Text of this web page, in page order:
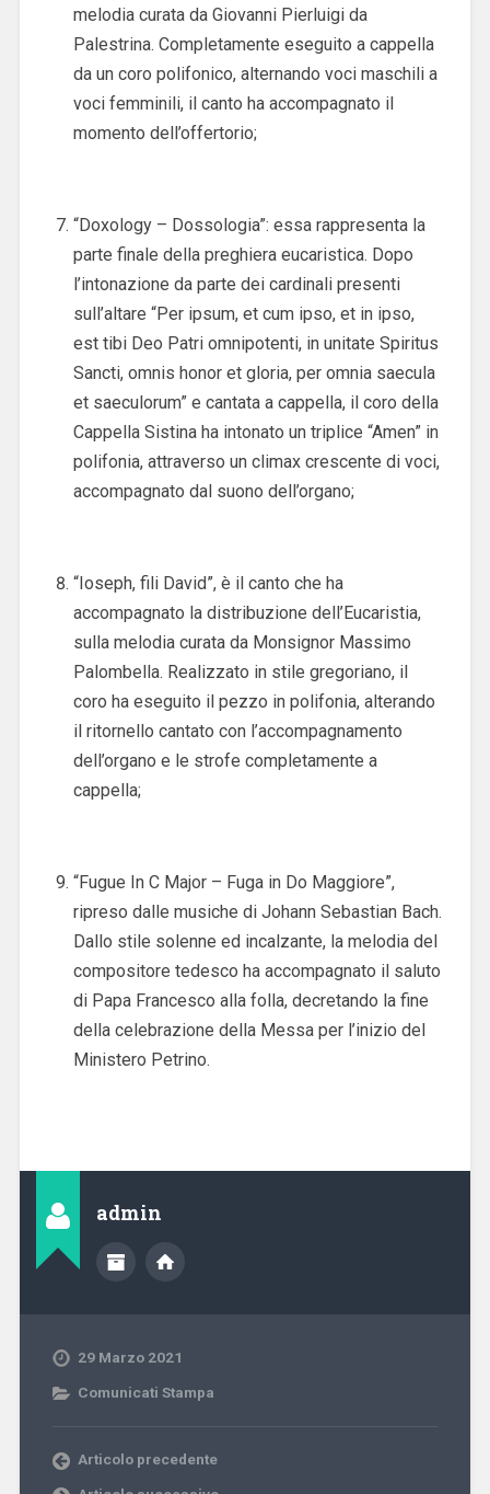
melodia curata da Giovanni Pierluigi da
Palestrina. Completamente eseguito a cappella
da un coro polifonico, alternando voci maschili a
voci femminili, il canto ha accompagnato il
momento dell’offertorio;
“Doxology – Dossologia”: essa rappresenta la
parte finale della preghiera eucaristica. Dopo
l’intonazione da parte dei cardinali presenti
sull’altare “Per ipsum, et cum ipso, et in ipso,
est tibi Deo Patri omnipotenti, in unitate Spiritus
Sancti, omnis honor et gloria, per omnia saecula
et saeculorum” e cantata a cappella, il coro della
Cappella Sistina ha intonato un triplice “Amen” in
polifonia, attraverso un climax crescente di voci,
accompagnato dal suono dell’organo;
“Ioseph, fili David”, è il canto che ha
accompagnato la distribuzione dell’Eucaristia,
sulla melodia curata da Monsignor Massimo
Palombella. Realizzato in stile gregoriano, il
coro ha eseguito il pezzo in polifonia, alterando
il ritornello cantato con l’accompagnamento
dell’organo e le strofe completamente a
cappella;
“Fugue In C Major – Fuga in Do Maggiore”,
ripreso dalle musiche di Johann Sebastian Bach.
Dallo stile solenne ed incalzante, la melodia del
compositore tedesco ha accompagnato il saluto
di Papa Francesco alla folla, decretando la fine
della celebrazione della Messa per l’inizio del
Ministero Petrino.
admin
29 Marzo 2021
Comunicati Stampa
Articolo precedente